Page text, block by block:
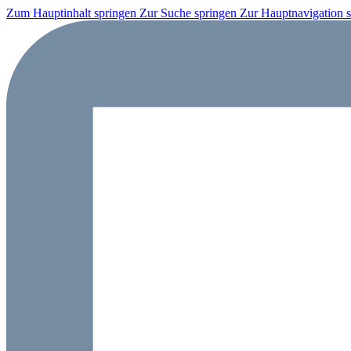
Zum Hauptinhalt springen Zur Suche springen Zur Hauptnavigation